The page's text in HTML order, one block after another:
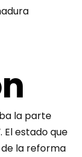
la parte
El estado que
la reforma